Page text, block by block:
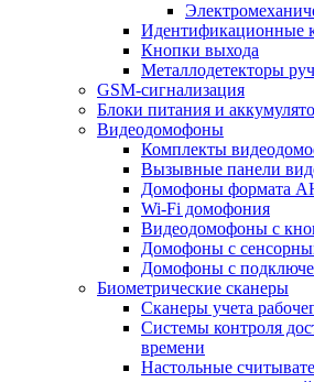
Идентификационные
Кнопки выхода
Металлодетекторы
GSM-сигнализация
Блоки питания и
Видеодомофоны
Комплекты
Вызывные панели
Домофоны формата
Wi-Fi домофония
Видеодомофоны с
Домофоны с
Домофоны с
Биометрические сканеры
Сканеры учета
Системы контроля
времени
Настольные